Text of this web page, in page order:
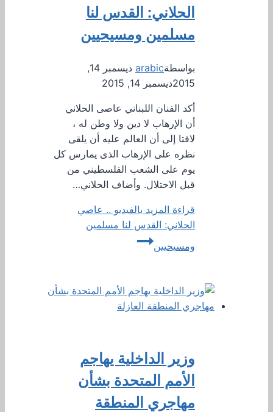
الحلاني: القدس لنا
مسلمين ومسيحيين
بواسطةarabic
ديسمبر 14,
2015ديسمبر 14, 2015
أكد الفنان اللبناني عاصى الحلاني
أن الإرهاب لا دين ولا وطن له ،
لافتا إلى أن العالم عليه أن يلقى
نظره على الإرهاب الذى يمارس كل
يوم على الشعب الفلسطيني من
قبل الاحتلال. وأضاف الحلاني…
قراءة المزيد بالفيديو .. عاصي
الحلاني: القدس لنا مسلمين
ومسيحيين
وزير الداخلية يهاجم
الأمم المتحدة بشأن
مهاجري المنطقة